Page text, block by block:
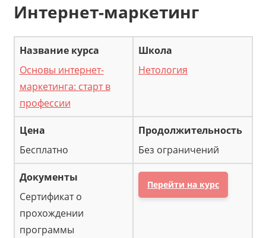
Интернет-маркетинг
Основы интернет-
маркетинга: старт в
профессии
Нетология
Бесплатно Без ограничений
Сертификат о
прохождении
программы
Перейти на курс